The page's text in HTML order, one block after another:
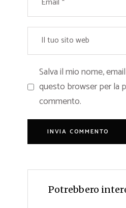
Salva il mio nome,
questo browser per la
commento.
Potrebbero